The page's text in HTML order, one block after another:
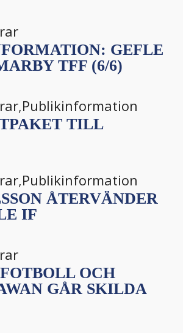
GEFLE
TFF (6/6)
,Publikinformation
TILL
,Publikinformation
ÅTERVÄNDER
IF
OCH
GÅR SKILDA